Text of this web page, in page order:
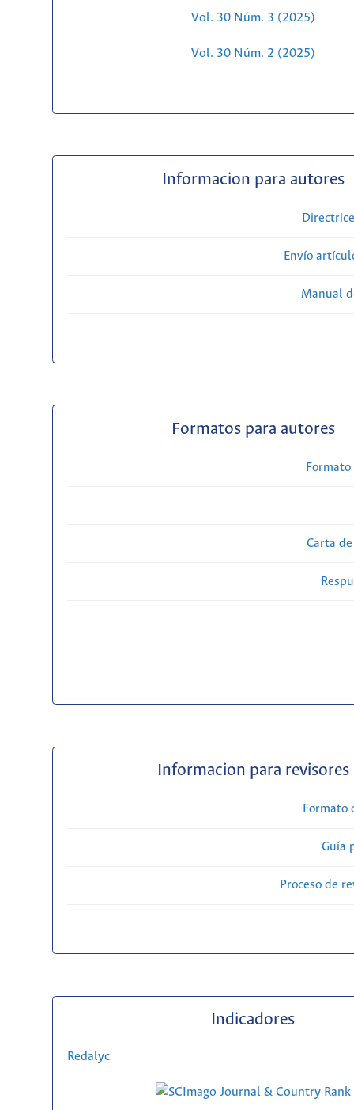
Vol. 30 Núm. 3 (2025)
Vol. 30 Núm. 2 (2025)
Informacion para autores
Envío
Manual
Formatos para autores
Carta
Informacion para revisores
Formato
Guía
Proceso de
Indicadores
Redalyc